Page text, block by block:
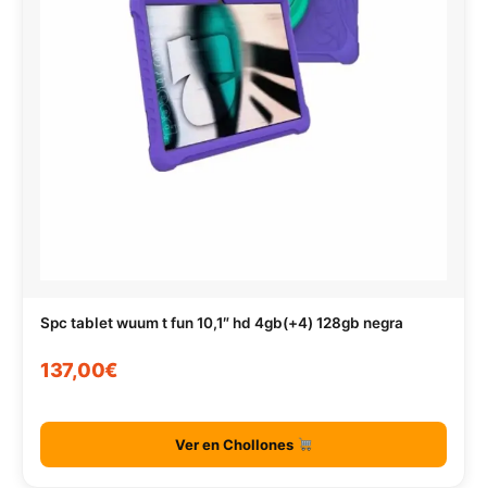
Spc tablet wuum t fun 10,1″ hd 4gb(+4) 128gb negra
137,00€
Ver en Chollones